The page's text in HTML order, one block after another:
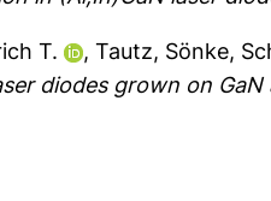
T. ,Tautz, Sönke,
diodes grown on GaN